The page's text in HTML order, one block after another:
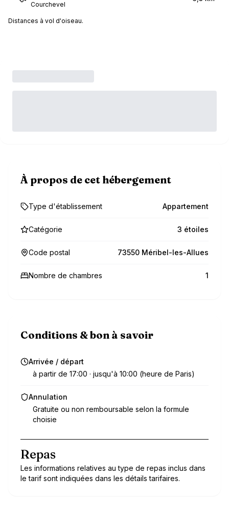
Courchevel
Distances à vol d'oiseau.
À propos de cet hébergement
Type d'établissement Appartement
Catégorie 3 étoiles
Code postal 73550 Méribel-les-Allues
Nombre de chambres 1
Conditions & bon à savoir
Arrivée / départ
à partir de 17:00 · jusqu'à 10:00 (heure de Paris)
Annulation
Gratuite ou non remboursable selon la formule
choisie
Repas
Les informations relatives au type de repas inclus dans
le tarif sont indiquées dans les détails tarifaires.